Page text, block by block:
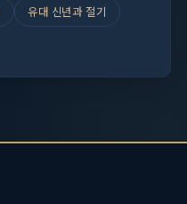
유대 신년과 절기